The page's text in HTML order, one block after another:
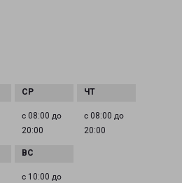
с 08:00 до
20:00
с 08:00 до
20:00
с 10:00 до